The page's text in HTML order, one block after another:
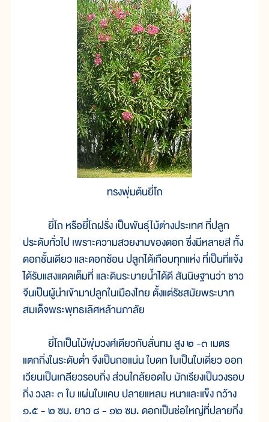
ทรงพุ่มต้นยี่โถ
ยี่โถ หรือยี่โถฝรั่ง เป็นพันธุ์ไม้ต่างประเทศ ที่ปลูก
ประดับทั่วไป เพราะความสวยงามของดอก ซึ่งมีหลายสี ทั้ง
ดอกชั้นเดียว และดอกซ้อน ปลูกได้เกือบทุกแห่ง ที่เป็นที่แจ้ง
ได้รับแสงแดดเต็มที่ และดินระบายน้ำได้ดี สันนิษฐานว่า ชาว
จีนเป็นผู้นำเข้ามาปลูกในเมืองไทย ตั้งแต่รัชสมัยพระบาท
สมเด็จพระพุทธเลิศหล้านภาลัย
ยี่โถเป็นไม้พุ่มวงศ์เดียวกับลั่นทม สูง ๒ -๓ เมตร
แตกกิ่งในระดับต่ำ จึงเป็นกอแน่น ใบดก ใบเป็นใบเดี่ยว ออก
เวียนเป็นเกลียวรอบกิ่ง ส่วนใกล้ยอดใบ มักเรียงเป็นวงรอบ
กิ่ง วงละ ๓ ใบ แผ่นใบแคบ ปลายแหลม หนาและแข็ง กว้าง
๑.๕ - ๒ ซม. ยาว ๘ - ๑๒ ซม. ดอกเป็นช่อใหญ่ที่ปลายกิ่ง